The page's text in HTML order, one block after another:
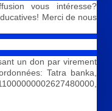
vous intéresse?
Merci de nous
un don par virement
Tatra banka,